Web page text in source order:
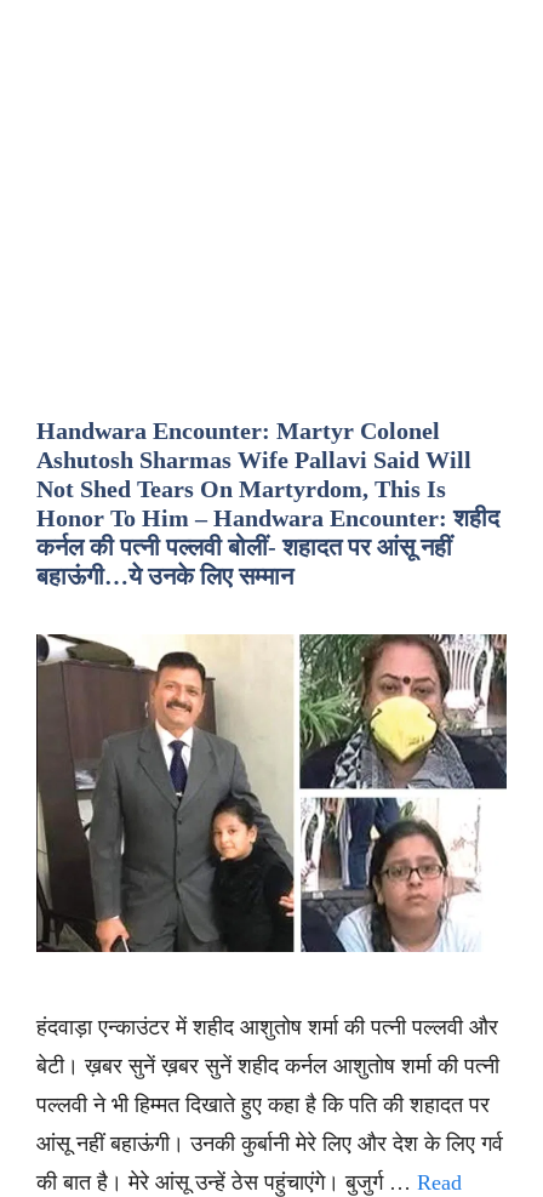
Handwara Encounter: Martyr Colonel
Ashutosh Sharmas Wife Pallavi Said Will
Not Shed Tears On Martyrdom, This Is
Honor To Him – Handwara Encounter: शहीद
कर्नल की पत्नी पल्लवी बोलीं- शहादत पर आंसू नहीं
बहाऊंगी…ये उनके लिए सम्मान
हंदवाड़ा एन्काउंटर में शहीद आशुतोष शर्मा की पत्नी पल्लवी और
बेटी। ख़बर सुनें ख़बर सुनें शहीद कर्नल आशुतोष शर्मा की पत्नी
पल्लवी ने भी हिम्मत दिखाते हुए कहा है कि पति की शहादत पर
आंसू नहीं बहाऊंगी। उनकी कुर्बानी मेरे लिए और देश के लिए गर्व
की बात है। मेरे आंसू उन्हें ठेस पहुंचाएंगे। बुजुर्ग … Read